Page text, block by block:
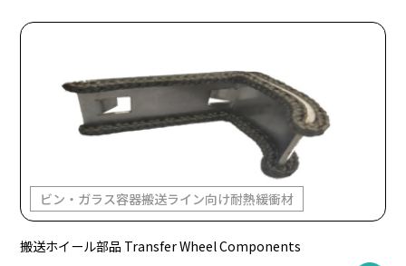
ビン・ガラス容器搬送ライン向け耐熱緩衝材
搬送ホイール部品 Transfer Wheel Components